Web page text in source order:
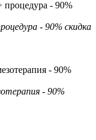
- 90% скидка
- 90%